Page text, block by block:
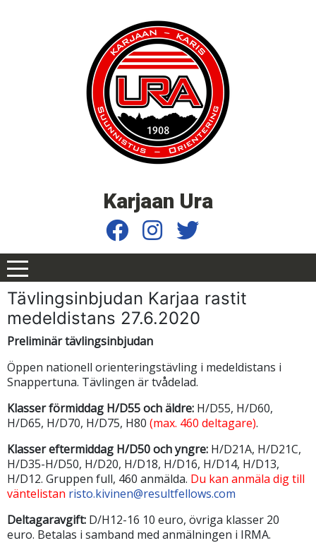
Karjaan Ura
Tävlingsinbjudan Karjaa rastit
medeldistans 27.6.2020
Preliminär tävlingsinbjudan
Öppen nationell orienteringstävling i medeldistans i
Snappertuna. Tävlingen är tvådelad.
Klasser förmiddag H/D55 och äldre: H/D55, H/D60,
H/D65, H/D70, H/D75, H80 (max. 460 deltagare).
Klasser eftermiddag H/D50 och yngre: H/D21A, H/D21C,
H/D35-H/D50, H/D20, H/D18, H/D16, H/D14, H/D13,
H/D12. Gruppen full, 460 anmälda. Du kan anmäla dig till
väntelistan risto.kivinen@resultfellows.com
Deltagaravgift: D/H12-16 10 euro, övriga klasser 20
euro. Betalas i samband med anmälningen i IRMA.